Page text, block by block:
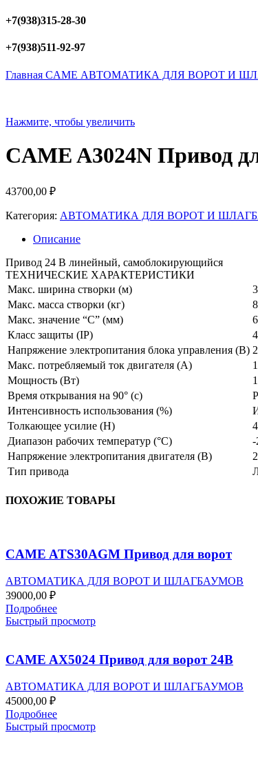
+7(938)315-28-30
+7(938)511-92-97
Главная CAME АВТОМАТИКА ДЛЯ ВОРОТ И
Нажмите, чтобы увеличить
CAME A3024N Привод
43700,00 ₽
Категория: АВТОМАТИКА ДЛЯ ВОРОТ И
Описание
Привод 24 В линейный, самоблокирующийся
ТЕХНИЧЕСКИЕ ХАРАКТЕРИСТИКИ
Макс. ширина створки (м)
3
Макс. масса створки (кг)
Макс. значение “С” (мм)
Класс защиты (IP)
Напряжение электропитания блока управления (В)
Макс. потребляемый ток двигателя (A)
Мощность (Вт)
Время открывания на 90° (с)
Интенсивность использования (%)
Толкающее усилие (Н)
Диапазон рабочих температур (°C)
-
Напряжение электропитания двигателя (В)
Тип привода
ПОХОЖИЕ ТОВАРЫ
CAME ATS30AGM Привод для ворот
АВТОМАТИКА ДЛЯ ВОРОТ И ШЛАГБАУМОВ
39000,00 ₽
Подробнее
Быстрый просмотр
CAME AX5024 Привод для ворот 24В
АВТОМАТИКА ДЛЯ ВОРОТ И ШЛАГБАУМОВ
45000,00 ₽
Подробнее
Быстрый просмотр